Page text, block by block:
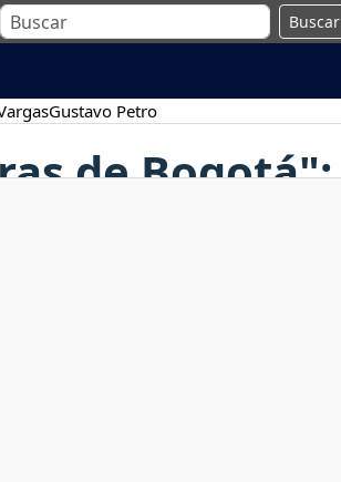
Buscar
Gustavo Petro
de Bogotá":